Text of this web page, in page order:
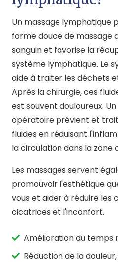
Un massage lymphatique
forme douce de massage
sanguin et favorise la
système lymphatique. Le
aide à traiter les déchets
Après la chirurgie, ces
est souvent douloureux.
opératoire prévient et
fluides en réduisant
la circulation dans la zone
Les massages servent
promouvoir l'esthétique
vous et aider à réduire les
cicatrices et l'inconfort.
Amélioration du temps
Réduction de la